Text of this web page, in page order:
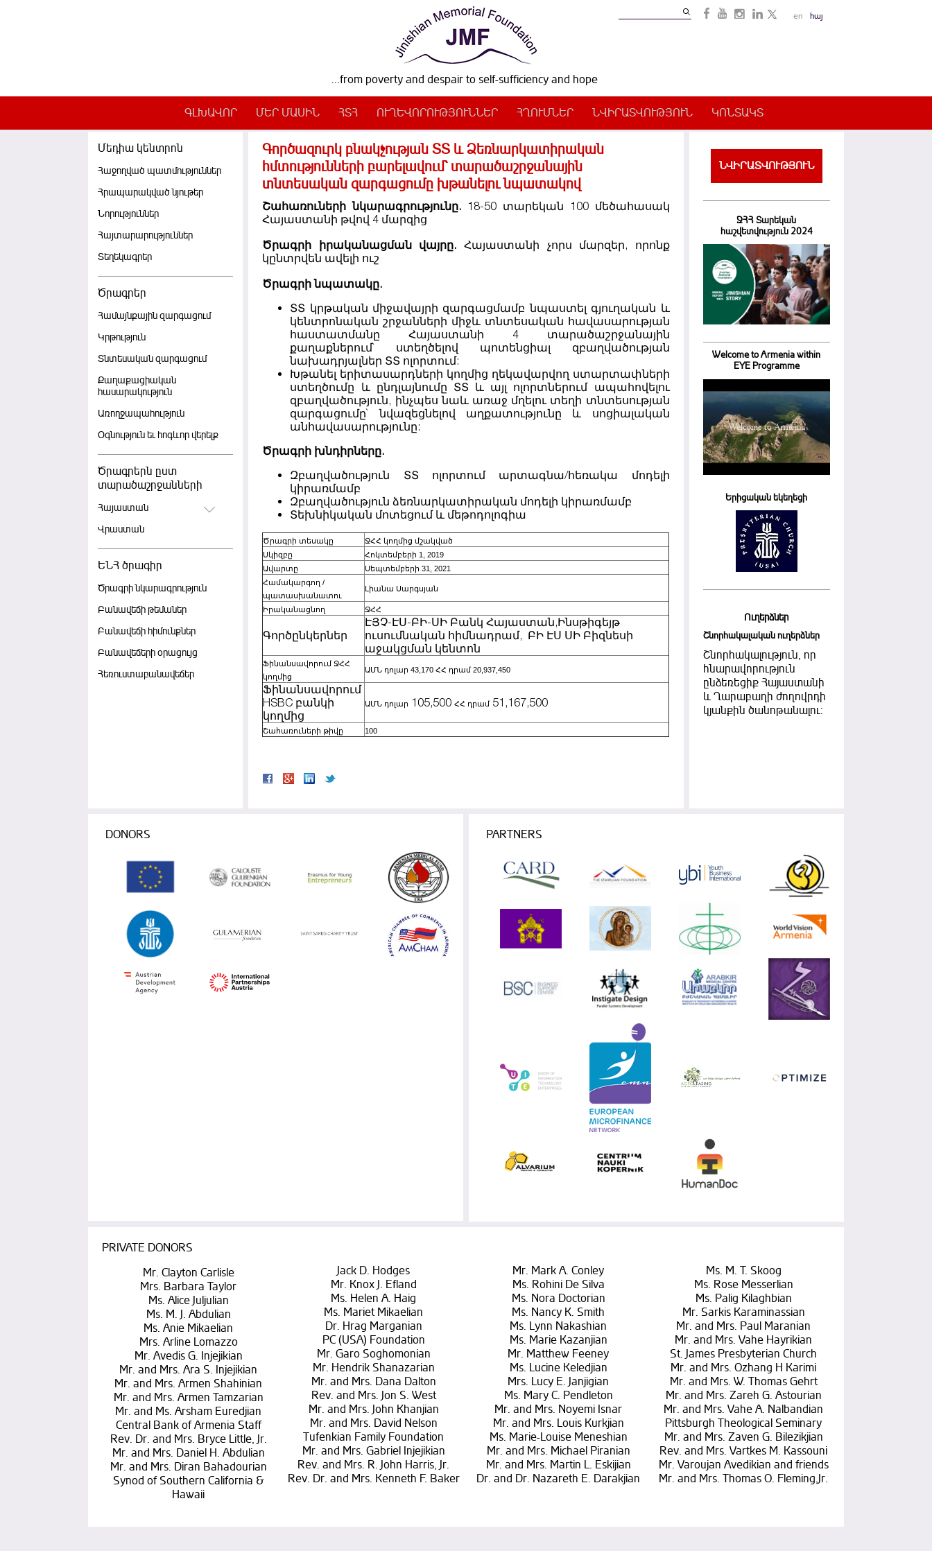
en հայ
...from poverty and despair to self-sufficiency and hope
ԳԼԽԱՎՈՐ ՄԵՐ ՄԱՍԻՆ ՀՏՀ ՈՒՂԵՎՈՐՈՒԹՅՈՒՆՆԵՐ ՀՂՈՒՄՆԵՐ ՆՎԻՐԱՏՎՈՒԹՅՈՒՆ ԿՈՆՏԱԿՏ
Մեդիա կենտրոն
Հաջողված պատմություններ
Հրապարակված նյութեր
Նորություններ
Հայտարարություններ
Տեղեկագրեր
Ծրագրեր
Համայնքային զարգացում
Կրթություն
Տնտեսական զարգացում
Քաղաքացիական
հասարակություն
Առողջապահություն
Օգնություն եւ հոգևոր վերելք
Ծրագրերն ըստ
տարածաշրջանների
Հայաստան
Վրաստան
ԵՆՀ ծրագիր
Ծրագրի նկարագրություն
Բանավեճի թեմաներ
Բանավեճի հիմունքներ
Բանավեճերի օրացույց
Հեռուստաբանավեճեր
Գործազուրկ բնակչության ՏՏ և Ձեռնարկատիրական
հմտությունների բարելավում` տարածաշրջանային
տնտեսական զարգացումը խթանելու նպատակով
Շահառուների նկարագրությունը. 18-50 տարեկան 100 մեծահասակ
Հայաստանի թվով 4 մարզից
Ծրագրի իրականացման վայրը. Հայաստանի չորս մարզեր, որոնք
կընտրվեն ավելի ուշ
Ծրագրի նպատակը.
ՏՏ կրթական միջավայրի զարգացմամբ նպաստել գյուղական և
կենտրոնական շրջանների միջև տնտեսական հավասարության
հաստատմանը Հայաստանի 4 տարածաշրջանային
քաղաքներում` ստեղծելով պոտենցիալ զբաղվածության
նախադրյալներ ՏՏ ոլորտում:
Խթանել երիտասարդների կողմից ղեկավարվող ստարտափների
ստեղծումը և ընդլայնումը ՏՏ և այլ ոլորտներում ապահովելու
զբաղվածություն, ինչպես նաև առաջ մղելու տեղի տնտեսության
զարգացումը` նվազեցնելով աղքատությունը և սոցիալական
անհավասարությունը:
Ծրագրի խնդիրները.
Զբաղվածություն ՏՏ ոլորտում արտագնա/հեռակա մոդելի
կիրառմամբ
Զբաղվածություն ձեռնարկատիրական մոդելի կիրառմամբ
Տեխնիկական մոտեցում և մեթոդոլոգիա
Ծրագրի տեսակը
ՋՀՀ կողմից մշակված
Սկիզբը
Հոկտեմբերի 1, 2019
Ավարտը
Սեպտեմբերի 31
, 2021
Համակարգող /
պատասխանատու
Լիանա Սարգսյան
Իրականացնող ՋՀՀ
Գործընկերներ
ԷՅՉ-ԷՍ-ԲԻ-ՍԻ Բանկ Հայաստան,Ինսթիգեյթ
ուսումնական հիմնադրամ, ԲԻ ԷՍ ՍԻ Բիզնեսի
աջակցման կենտոն
Ֆինանսավորում ՋՀՀ
կողմից
ԱՄՆ դոլար 43,170 ՀՀ դրամ 20,937,450
Ֆինանսավորում
HSBC բանկի
կողմից
ԱՄՆ դոլար 105,500ՀՀ դրամ 51,167,500
Շահառուների թիվը 100
ՆՎԻՐԱՏՎՈՒԹՅՈՒՆ
ՋՀՀ Տարեկան
հաշվետվություն 2024
Welcome to Armenia within
EYE Programme
Երիցական եկեղեցի
Ուղերձներ
Շնորհակալական ուղերձներ
Շնորհակալություն, որ
հնարավորություն
ընձեռեցիք Հայաստանի
և Ղարաբաղի ժողովրդի
կյանքին ծանոթանալու:
DONORS PARTNERS
PRIVATE DONORS
Mr. Clayton Carlisle
Mrs. Barbara Taylor
Ms. Alice Juljulian
Ms. M. J. Abdulian
Ms. Anie Mikaelian
Mrs. Arline Lomazzo
Mr. Avedis G. Injejikian
Mr. and Mrs. Ara S. Injejikian
Mr. and Mrs. Armen Shahinian
Mr. and Mrs. Armen Tamzarian
Mr. and Ms. Arsham Euredjian
Central Bank of Armenia Staff
Rev. Dr. and Mrs. Bryce Little, Jr.
Mr. and Mrs. Daniel H. Abdulian
Mr. and Mrs. Diran Bahadourian
Synod of Southern California &
Hawaii
Jack D. Hodges
Mr. Knox J. Efland
Ms. Helen A. Haig
Ms. Mariet Mikaelian
Dr. Hrag Marganian
PC (USA) Foundation
Mr. Garo Soghomonian
Mr. Hendrik Shanazarian
Mr. and Mrs. Dana Dalton
Rev. and Mrs. Jon S. West
Mr. and Mrs. John Khanjian
Mr. and Mrs. David Nelson
Tufenkian Family Foundation
Mr. and Mrs. Gabriel Injejikian
Rev. and Mrs. R. John Harris, Jr.
Rev. Dr. and Mrs. Kenneth F. Baker
Mr. Mark A. Conley
Ms. Rohini De Silva
Ms. Nora Doctorian
Ms. Nancy K. Smith
Ms. Lynn Nakashian
Ms. Marie Kazanjian
Mr. Matthew Feeney
Ms. Lucine Keledjian
Mrs. Lucy E. Janjigian
Ms. Mary C. Pendleton
Mr. and Mrs. Noyemi Isnar
Mr. and Mrs. Louis Kurkjian
Ms. Marie-Louise Meneshian
Mr. and Mrs. Michael Piranian
Mr. and Mrs. Martin L. Eskijian
Dr. and Dr. Nazareth E. Darakjian
Ms. M. T. Skoog
Ms. Rose Messerlian
Ms. Palig Kilaghbian
Mr. Sarkis Karaminassian
Mr. and Mrs. Paul Maranian
Mr. and Mrs. Vahe Hayrikian
St. James Presbyterian Church
Mr. and Mrs. Ozhang H Karimi
Mr. and Mrs. W. Thomas Gehrt
Mr. and Mrs. Zareh G. Astourian
Mr. and Mrs. Vahe A. Nalbandian
Pittsburgh Theological Seminary
Mr. and Mrs. Zaven G. Bilezikjian
Rev. and Mrs. Vartkes M. Kassouni
Mr. Varoujan Avedikian and friends
Mr. and Mrs. Thomas O. Fleming,Jr.